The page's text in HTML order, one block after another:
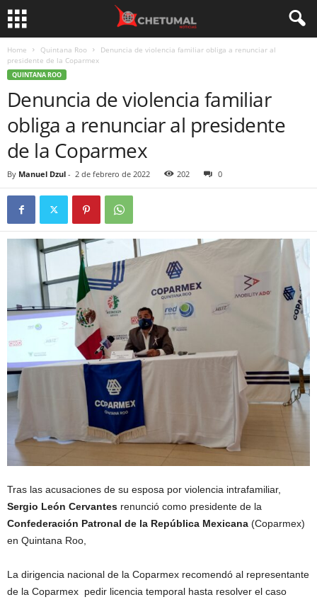
Home Quintana Roo
Denuncia de violencia familiar obliga a renunciar al
presidente de la Coparmex
QUINTANA ROO
Denuncia de violencia familiar
obliga a renunciar al presidente
de la Coparmex
By Manuel Dzul - 2 de febrero de 2022 202 0
Tras las acusaciones de su esposa por violencia intrafamiliar,
Sergio León Cervantes renunció como presidente de la
Confederación Patronal de la República Mexicana (Coparmex)
en Quintana Roo,
La dirigencia nacional de la Coparmex recomendó al representante
de la Coparmex pedir licencia temporal hasta resolver el caso